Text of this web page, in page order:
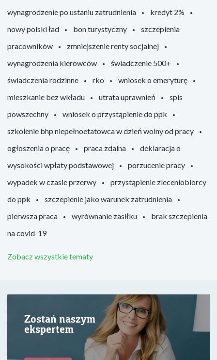
wynagrodzenie po ustaniu zatrudnienia
kredyt 2%
nowy polski ład
bon turystyczny
szczepienia
pracowników
zmniejszenie renty socjalnej
wynagrodzenia kierowców
świadczenie 500+
świadczenia rodzinne
rko
wniosek o emeryturę
mieszkanie bez wkładu
utrata uprawnień
spis
powszechny
wniosek o przystąpienie do ppk
szkolenie bhp niepełnoetatowca w dzień wolny od pracy
ogłoszenia o pracę
praca zdalna
deklaracja o
wysokości wpłaty podstawowej
porzucenie pracy
wypadek w czasie przerwy
przystąpienie zleceniobiorcy
do ppk
szczepienie jako warunek zatrudnienia
pierwsza praca
wyrównanie zasiłku
brak szczepienia
na covid-19
Zobacz wszystkie tematy
Zostań naszym
ekspertem